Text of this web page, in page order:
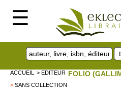
☰
ACCUEIL > EDITEUR FOLIO
> SANS COLLECTION